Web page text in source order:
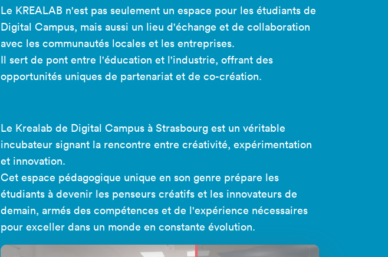
Le KREALAB n'est pas seulement un espace pour les étudiants de
Digital Campus, mais aussi un lieu d'échange et de collaboration
avec les communautés locales et les entreprises.
Il sert de pont entre l'éducation et l'industrie, offrant des
opportunités uniques de partenariat et de co-création.
Le Krealab de Digital Campus à Strasbourg est un véritable
incubateur signant la rencontre entre créativité, expérimentation
et innovation.
Cet espace pédagogique unique en son genre prépare les
étudiants à devenir les penseurs créatifs et les innovateurs de
demain, armés des compétences et de l'expérience nécessaires
pour exceller dans un monde en constante évolution.